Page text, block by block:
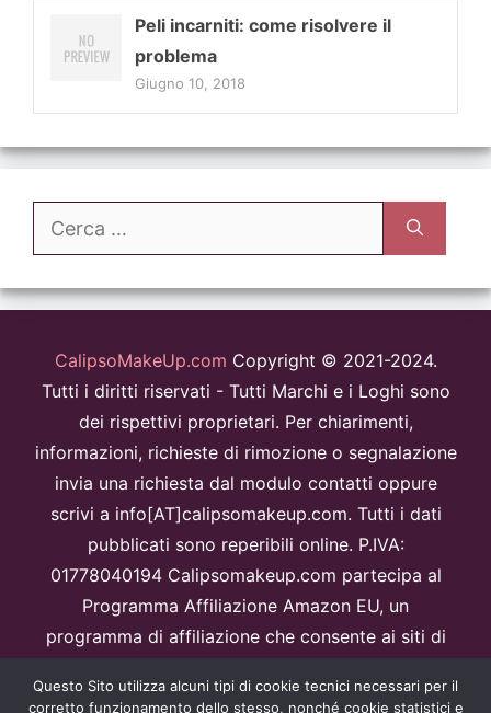
Peli incarniti: come risolvere il
problema
Giugno 10, 2018
Ricerca
CalipsoMakeUp.com Copyright © 2021-2024.
Tutti i diritti riservati - Tutti Marchi e i Loghi sono
dei rispettivi proprietari. Per chiarimenti,
informazioni, richieste di rimozione o segnalazione
invia una richiesta dal modulo contatti oppure
scrivi a info[AT]calipsomakeup.com. Tutti i dati
pubblicati sono reperibili online. P.IVA:
01778040194 Calipsomakeup.com partecipa al
Programma Affiliazione Amazon EU, un
programma di affiliazione che consente ai siti di
pubblicizzando e fornendo link al sitoAmazon.it.
Questo Sito utilizza alcuni tipi di cookie tecnici necessari per il
corretto funzionamento dello stesso, nonché cookie statistici e